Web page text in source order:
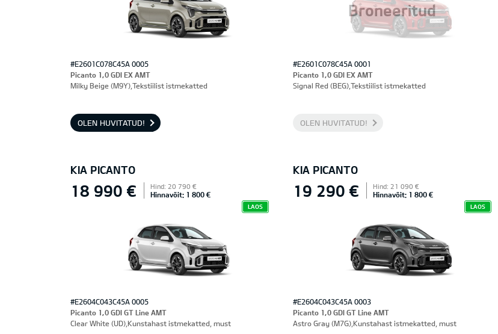
#E2601C078C45A 0005
Picanto 1,0 GDI EX AMT
Milky Beige (M9Y),Tekstiilist istmekatted
OLEN HUVITATUD!
Broneeritud
#E2601C078C45A 0001
Picanto 1,0 GDI EX AMT
Signal Red (BEG),Tekstiilist istmekatted
OLEN HUVITATUD!
KIA PICANTO
18 990 € Hind: 20 790 €
Hinnavõit: 1 800 €
LAOS
#E2604C043C45A 0005
Picanto 1,0 GDI GT Line AMT
Clear White (UD),Kunstahast istmekatted, must
KIA PICANTO
19 290 € Hind: 21 090 €
Hinnavõit: 1 800 €
LAOS
#E2604C043C45A 0003
Picanto 1,0 GDI GT Line AMT
Astro Gray (M7G),Kunstahast istmekatted, must